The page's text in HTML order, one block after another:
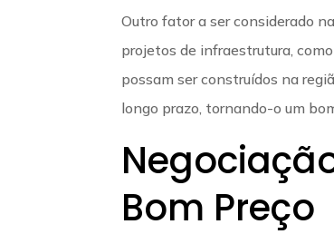
Outro fator a ser considerado
projetos de infraestrutura,
possam ser construídos na
longo prazo, tornando-o um
Bom Preço